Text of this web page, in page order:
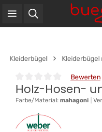
Zum Hauptinhalt springen
Kleiderbügel
Durchschnittliche
Bewerten
Holz-Hosen-
Farbe/Material: mahagoni